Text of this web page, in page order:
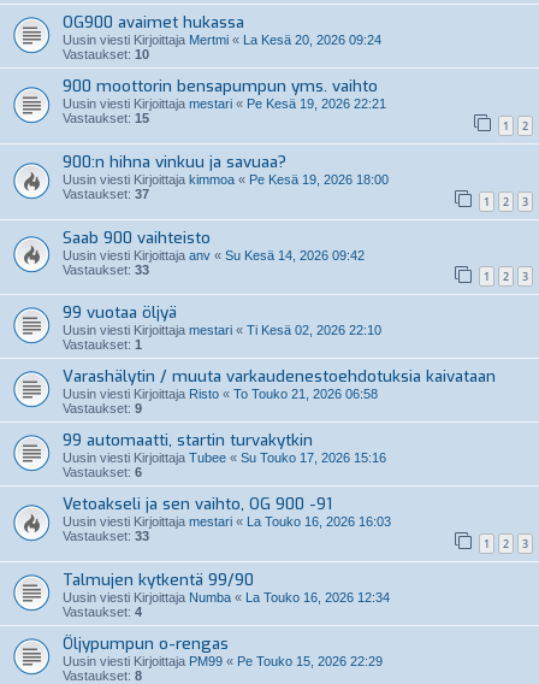
OG900 avaimet hukassa
Uusin viesti Kirjoittaja Mertmi « La Kesä 20, 2026 09:24
Vastaukset: 10
900 moottorin bensapumpun yms. vaihto
Uusin viesti Kirjoittaja mestari « Pe Kesä 19, 2026 22:21
Vastaukset: 15 1 2
900:n hihna vinkuu ja savuaa?
Uusin viesti Kirjoittaja kimmoa « Pe Kesä 19, 2026 18:00
Vastaukset: 37 1 2 3
Saab 900 vaihteisto
Uusin viesti Kirjoittaja anv « Su Kesä 14, 2026 09:42
Vastaukset: 33 1 2 3
99 vuotaa öljyä
Uusin viesti Kirjoittaja mestari « Ti Kesä 02, 2026 22:10
Vastaukset: 1
Varashälytin / muuta varkaudenestoehdotuksia kaivataan
Uusin viesti Kirjoittaja Risto « To Touko 21, 2026 06:58
Vastaukset: 9
99 automaatti, startin turvakytkin
Uusin viesti Kirjoittaja Tubee « Su Touko 17, 2026 15:16
Vastaukset: 6
Vetoakseli ja sen vaihto, OG 900 -91
Uusin viesti Kirjoittaja mestari «
La Touko 16, 2026 16:03
Vastaukset: 33 1 2 3
Talmujen kytkentä 99/90
Uusin viesti Kirjoittaja Numba « La Touko 16, 2026 12:34
Vastaukset: 4
Öljypumpun o-rengas
Uusin viesti Kirjoittaja PM99 « Pe Touko 15, 2026 22:29
Vastaukset: 8